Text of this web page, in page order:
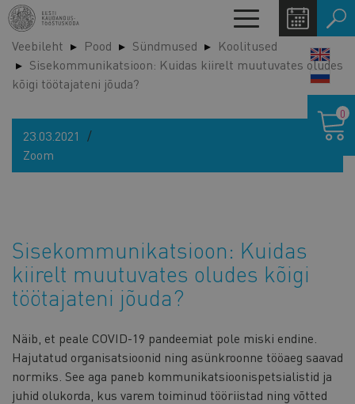
Liigu
edasi
põhisisu
juurde
Toggle
navigation
Veebileht Pood Sündmused
Koolitused
Sisekommunikatsioon: Kuidas kiirelt muutuvates oludes
kõigi töötajateni jõuda?
23.03.2021
Zoom
Sisekommunikatsioon: Kuidas
kiirelt muutuvates oludes kõigi
töötajateni jõuda?
Näib, et peale COVID-19 pandeemiat pole miski endine.
Hajutatud organisatsioonid ning asünkroonne tööaeg saavad
normiks. See aga paneb kommunikatsioonispetsialistid ja
juhid olukorda, kus varem toiminud tööriistad ning võtted
0